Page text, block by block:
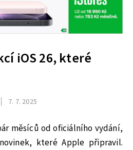
iOS 26, které
7. 7. 2025
měsíců od oficiálního vydání,
které Apple připravil.